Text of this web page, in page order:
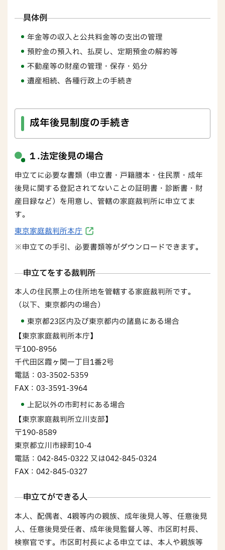
具体例
年金等の収入と公共料金等の支出の管理
預貯金の預入れ、払戻し、定期預金の解約等
不動産等の財産の管理・保存・処分
遺産相続、各種行政上の手続き
成年後見制度の手続き
１.法定後見の場合
申立てに必要な書類（申立書・戸籍謄本・住民票・成年
後見に関する登記されてないことの証明書・診断書・財
産目録など）を用意し、管轄の家庭裁判所に申立てま
す。
東京家庭裁判所本庁
※申立ての手引、必要書類等がダウンロードできます。
申立てをする裁判所
本人の住民票上の住所地を管轄する家庭裁判所です。
（以下、東京都内の場合）
東京都23区内及び東京都内の諸島にある場合
【東京家庭裁判所本庁】
〒100-8956
千代田区霞ヶ関一丁目1番2号
電話：03-3502-5359
FAX：03-3591-3964
上記以外の市町村にある場合
【東京家庭裁判所立川支部】
〒190-8589
東京都立川市緑町10-4
電話：042-845-0322 又は042-845-0324
FAX：042-845-0327
申立てができる人
本人、配偶者、4親等内の親族、成年後見人等、任意後見
人、任意後見受任者、成年後見監督人等、市区町村長、
検察官です。市区町村長による申立ては、本人や親族等